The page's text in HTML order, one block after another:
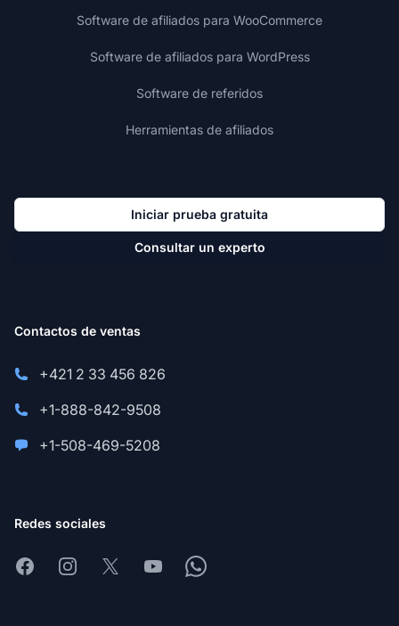
Software de afiliados para WooCommerce
Software de afiliados para WordPress
Software de referidos
Herramientas de afiliados
Iniciar prueba gratuita
Consultar un experto
Contactos de ventas
+421 2 33 456 826
+1-888-842-9508
+1-508-469-5208
Redes sociales
FacebookInstagram
X YoutubeWhatsapp